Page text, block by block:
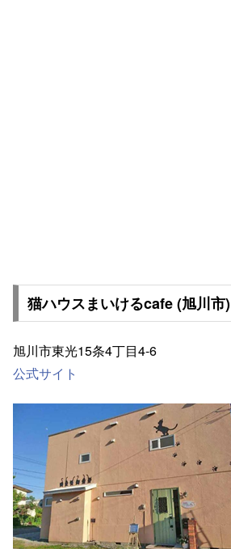
猫ハウスまいけるcafe (旭川市)
旭川市東光15条4丁目4-6
公式サイト